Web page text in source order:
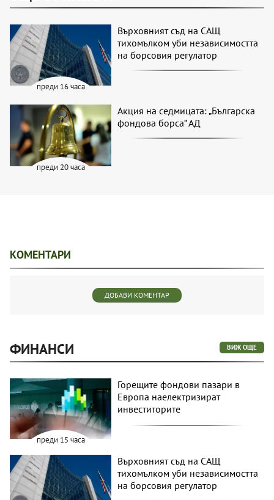
преди 16 часа
Върховният съд на САЩ
тихомълком уби независимостта
на борсовия регулатор
преди 20 часа
Акция на седмицата: „Българска
фондова борса“ АД
КОМЕНТАРИ
ДОБАВИ КОМЕНТАР
ФИНАНСИ ВИЖ ОЩЕ
преди 15 часа
Горещите фондови пазари в
Европа наелектризират
инвеститорите
Върховният съд на САЩ
тихомълком уби независимостта
на борсовия регулатор